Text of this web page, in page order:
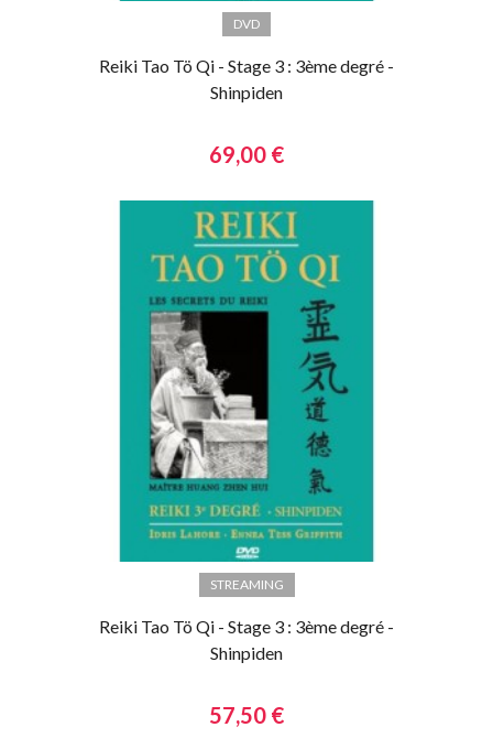
DVD
Reiki Tao Tö Qi - Stage 3 : 3ème degré -
Shinpiden
69,00 €
STREAMING
Reiki Tao Tö Qi - Stage 3 : 3ème degré -
Shinpiden
57,50 €